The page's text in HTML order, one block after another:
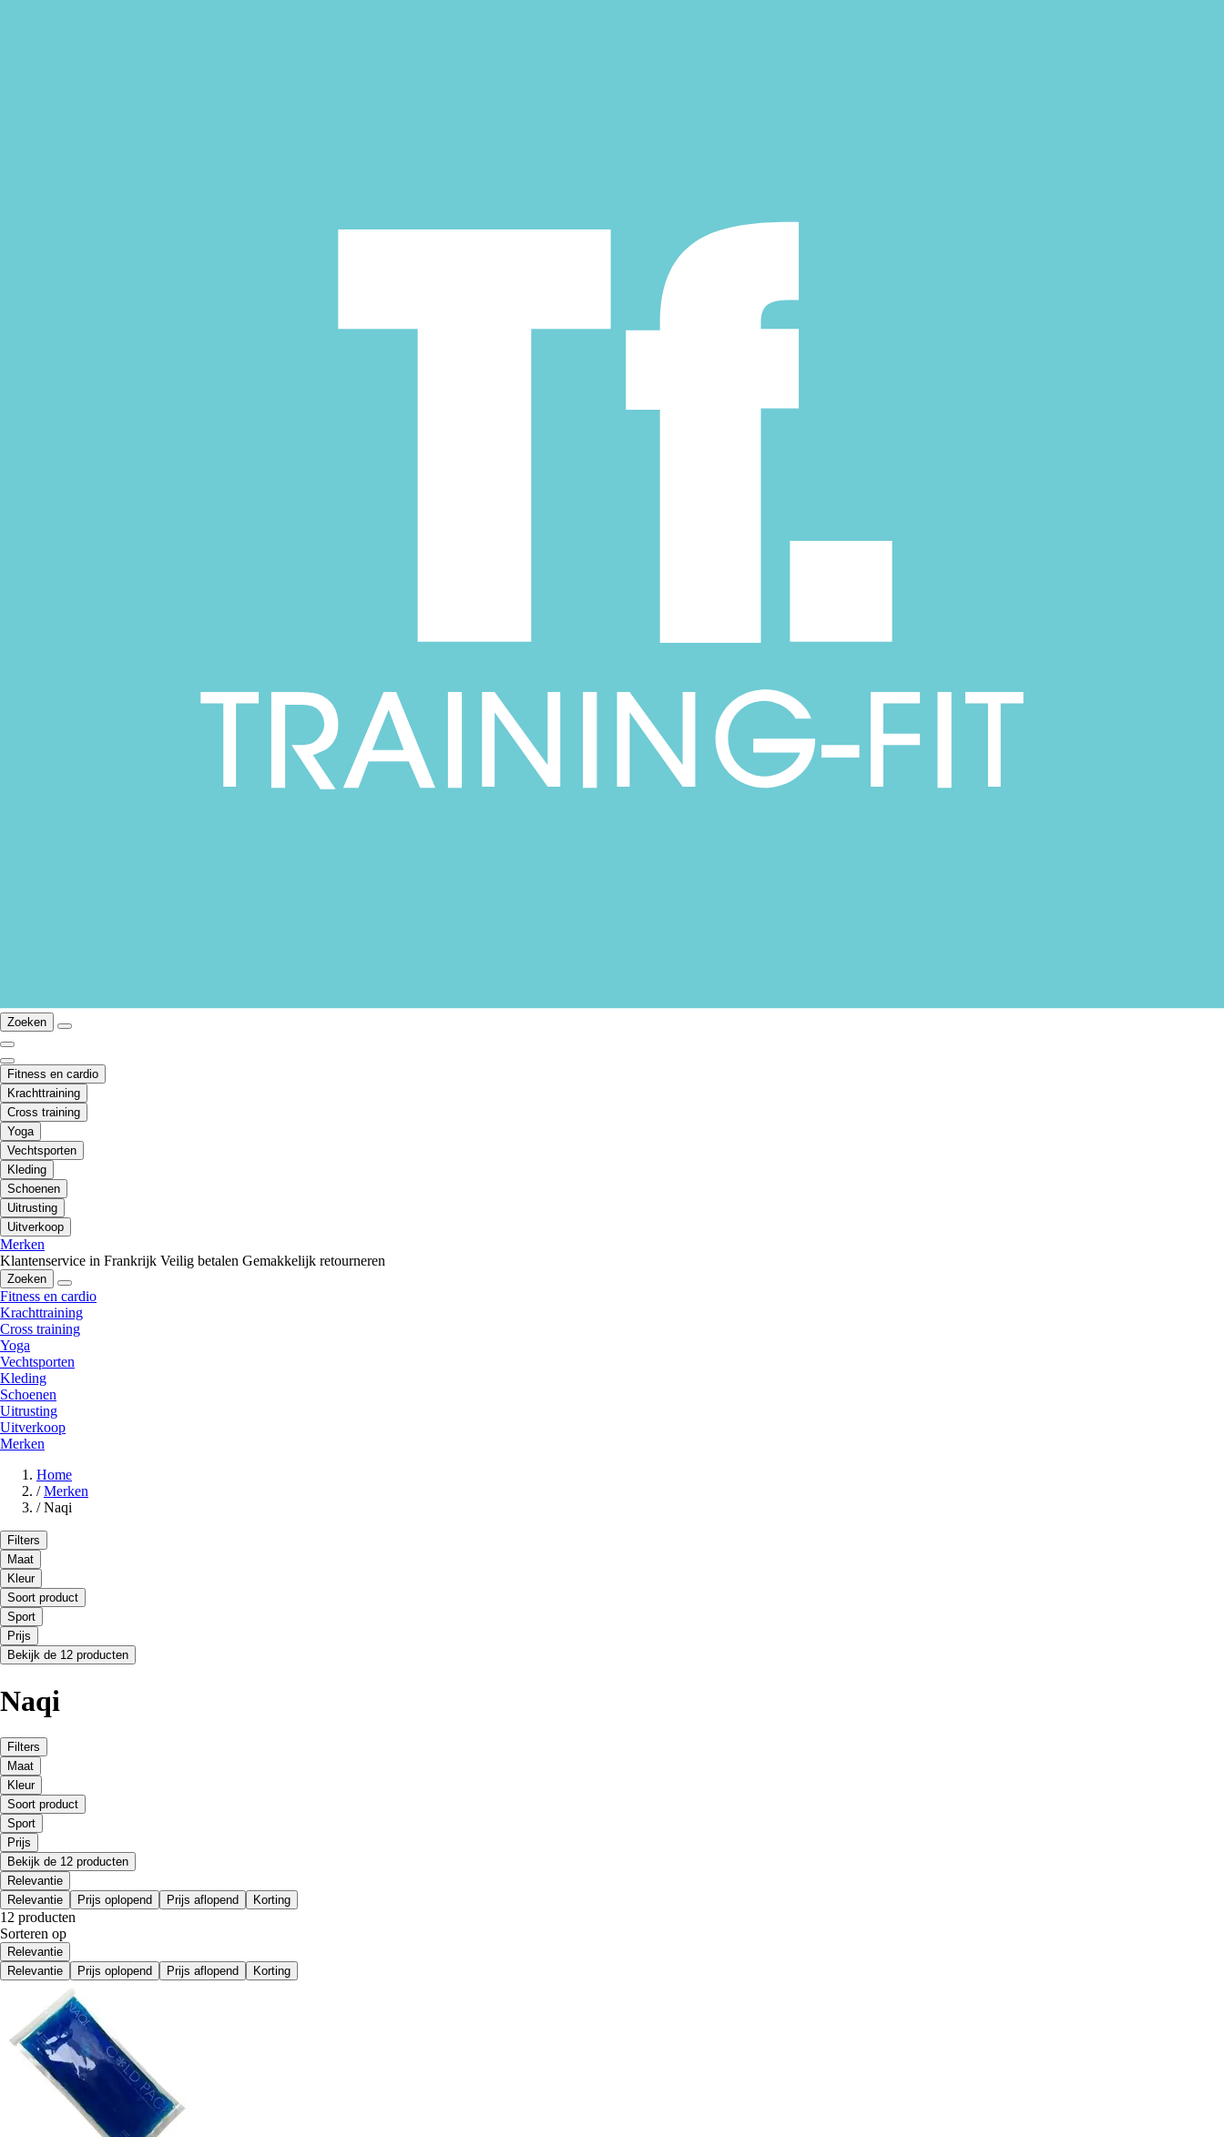
Zoeken
Fitness en cardio
Krachttraining
Cross training
Yoga
Vechtsporten
Kleding
Schoenen
Uitrusting
Uitverkoop
Merken
Klantenservice in Frankrijk Veilig betalen Gemakkelijk retourneren
Zoeken
Fitness en cardio
Krachttraining
Cross training
Yoga
Vechtsporten
Kleding
Schoenen
Uitrusting
Uitverkoop
Merken
Home
/ Merken
/ Naqi
Filters
Maat
Kleur
Soort product
Sport
Prijs
Bekijk de 12 producten
Naqi
Filters
Maat
Kleur
Soort product
Sport
Prijs
Bekijk de 12 producten
Relevantie
Relevantie
Prijs oplopend Prijs aflopend Korting
12 producten
Sorteren op
Relevantie
Relevantie
Prijs oplopend Prijs aflopend Korting